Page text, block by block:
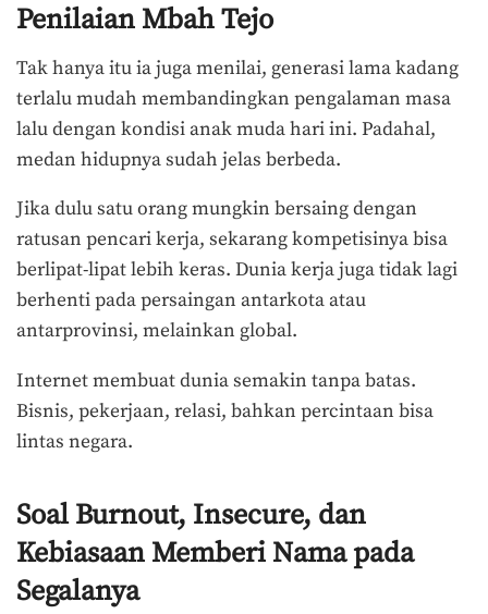
Penilaian Mbah Tejo
Tak hanya itu ia juga menilai, generasi lama kadang
terlalu mudah membandingkan pengalaman masa
lalu dengan kondisi anak muda hari ini. Padahal,
medan hidupnya sudah jelas berbeda.
Jika dulu satu orang mungkin bersaing dengan
ratusan pencari kerja, sekarang kompetisinya bisa
berlipat-lipat lebih keras. Dunia kerja juga tidak lagi
berhenti pada persaingan antarkota atau
antarprovinsi, melainkan global.
Internet membuat dunia semakin tanpa batas.
Bisnis, pekerjaan, relasi, bahkan percintaan bisa
lintas negara.
Soal Burnout, Insecure, dan
Kebiasaan Memberi Nama pada
Segalanya